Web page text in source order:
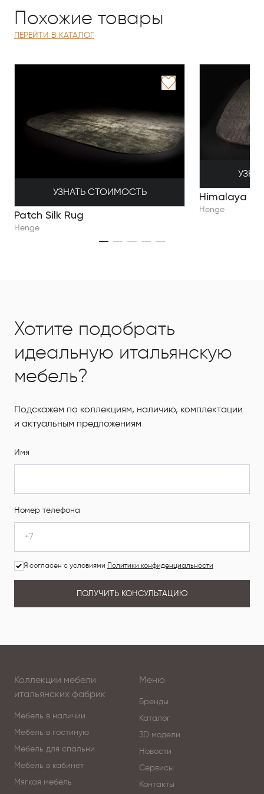
Похожие товары
ПЕРЕЙТИ В КАТАЛОГ
УЗНАТЬ СТОИМОСТЬ
Patch Silk Rug
Henge
Himalaya
Henge
Хотите подобрать
идеальную итальянскую
мебель?
Подскажем по коллекциям, наличию, комплектации
и актуальным предложениям
Имя
Номер телефона
Я согласен с условиями Политики конфиденциальности
ПОЛУЧИТЬ КОНСУЛЬТАЦИЮ
Коллекции мебели
итальянских фабрик
Мебель в наличии
Мебель в гостиную
Мебель для спальни
Мебель в кабинет
Мягкая мебель
Меню
Бренды
Каталог
3D модели
Новости
Сервисы
Контакты